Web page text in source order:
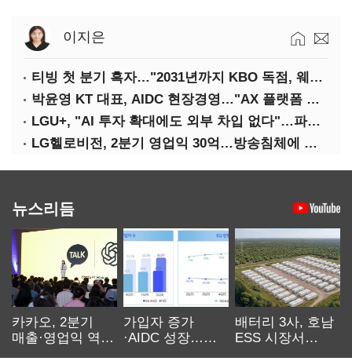
이지은
티빙 첫 분기 흑자…"2031년까지 KBO 독점, 웨이브 합병도 속도"
박윤영 KT 대표, AIDC 현장경영…"AX 플랫폼 핵심 인프라로 키운다"
LGU+, "AI 투자 확대에도 외부 차입 없다"…파주 AIDC 수익성 자신
LG헬로비전, 2분기 영업익 30억…방송침체에 교육용 단말 시장도 축소
뉴스리듬
카카오, 2분기
매출·영업익 역대
가입자 증가
·AIDC 성장…
배터리 3사, 호남
ESS 시장서